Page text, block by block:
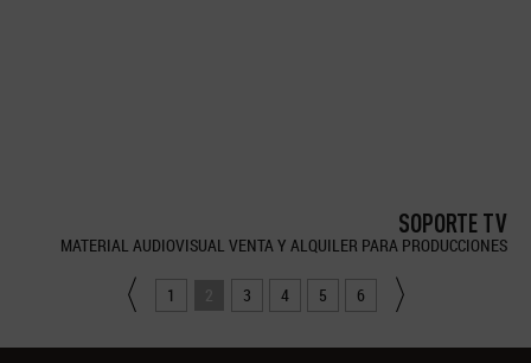
SOPORTE TV
MATERIAL AUDIOVISUAL VENTA Y ALQUILER PARA PRODUCCIONES
1 2 3 4 5 6